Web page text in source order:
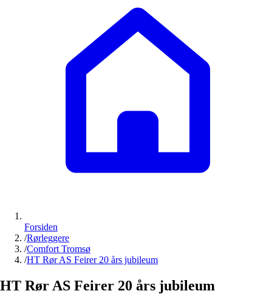
Forsiden
/Rørleggere
/Comfort Tromsø
/HT Rør AS Feirer 20 års jubileum
HT Rør AS Feirer 20 års jubileum